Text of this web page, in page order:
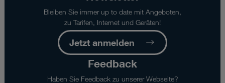
Bleiben Sie immer up to date mit Angeboten,
zu Tarifen, Internet und Geräten!
Jetzt anmelden
Feedback
Haben Sie Feedback zu unserer Webseite?